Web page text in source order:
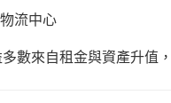
流中心
多數來自租金與資產升值